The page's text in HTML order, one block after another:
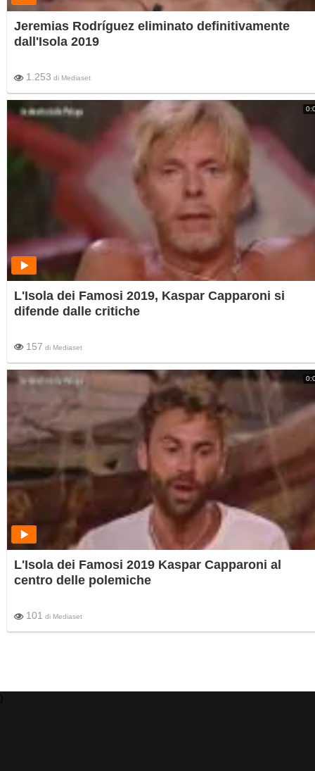
Jeremias Rodríguez eliminato definitivamente
dall'Isola 2019
1.253 di Mediaset
L'Isola dei Famosi 2019, Kaspar Capparoni si
difende dalle critiche
157 di Mediaset
L'Isola dei Famosi 2019 Kaspar Capparoni al
centro delle polemiche
101 di Mediaset